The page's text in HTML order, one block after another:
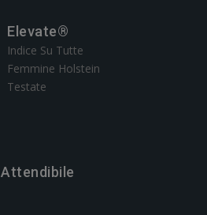
Elevate®
Indice Su Tutte
Femmine Holstein
Testate
Attendibile